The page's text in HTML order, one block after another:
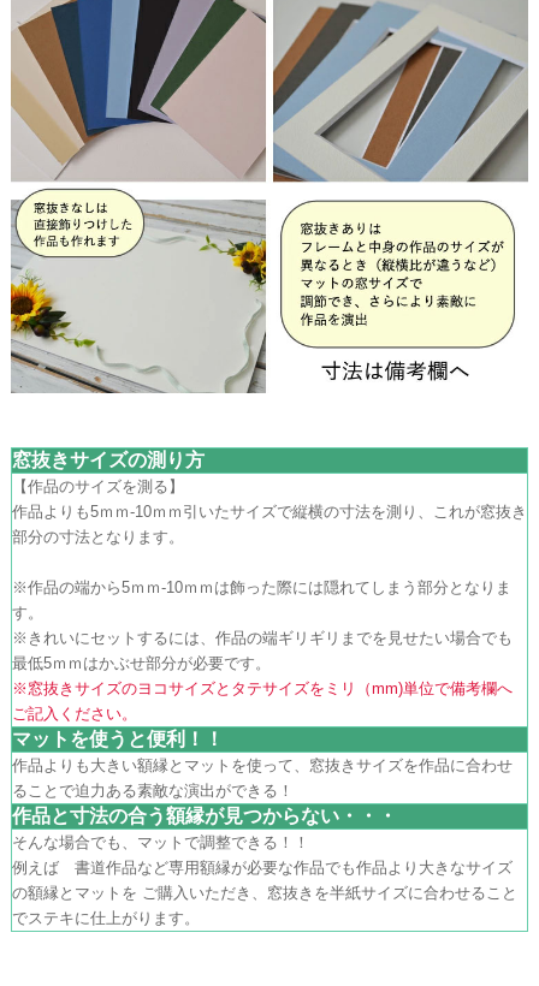
窓抜きサイズの測り方
【作品のサイズを測る】
作品よりも5ｍｍ-10ｍｍ引いたサイズで縦横の寸法を測り、これが窓抜き
部分の寸法となります。
※作品の端から5ｍｍ-10ｍｍは飾った際には隠れてしまう部分となりま
す。
※きれいにセットするには、作品の端ギリギリまでを見せたい場合でも
最低5ｍｍはかぶせ部分が必要です。
※窓抜きサイズのヨコサイズとタテサイズをミリ（mm)単位で備考欄へ
ご記入ください。
マットを使うと便利！！
作品よりも大きい額縁とマットを使って、窓抜きサイズを作品に合わせ
ることで迫力ある素敵な演出ができる！
作品と寸法の合う額縁が見つからない・・・
そんな場合でも、マットで調整できる！！
例えば 書道作品など専用額縁が必要な作品でも作品より大きなサイズ
の額縁とマットを ご購入いただき、窓抜きを半紙サイズに合わせること
でステキに仕上がります。